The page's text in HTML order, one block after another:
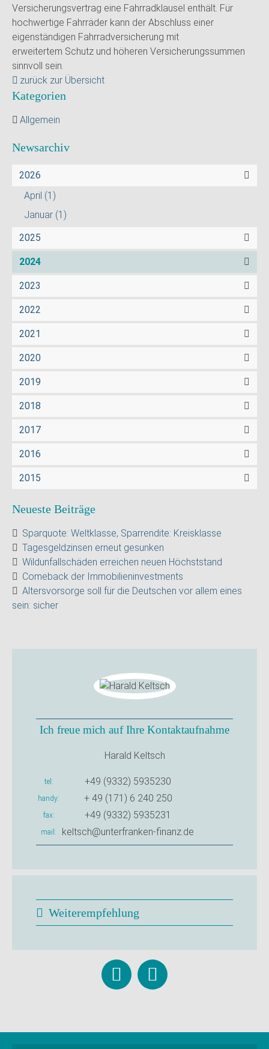
Versicherungsvertrag eine Fahrradklausel enthält. Für
hochwertige Fahrräder kann der Abschluss einer
eigenständigen Fahrradversicherung mit
erweitertem Schutz und höheren Versicherungssummen
sinnvoll sein.
zurück zur Übersicht
Kategorien
Allgemein
Newsarchiv
2026
April (1)
Januar (1)
2025
2024
2023
2022
2021
2020
2019
2018
2017
2016
2015
Neueste Beiträge
Sparquote: Weltklasse, Sparrendite: Kreisklasse
Tagesgeldzinsen erneut gesunken
Wildunfallschäden erreichen neuen Höchststand
Comeback der Immobilieninvestments
Altersvorsorge soll für die Deutschen vor allem eines
sein: sicher
Ich freue mich auf Ihre Kontaktaufnahme
Harald Keltsch
tel +49 (9332) 5935230
handy + 49 (171) 6 240 250
fax +49 (9332) 5935231
mail keltsch@unterfranken-finanz.de
Weiterempfehlung